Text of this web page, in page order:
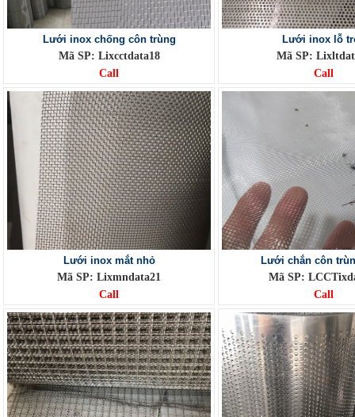
Lưới inox chống côn trùng
Mã SP: Lixcctdata18
Call
Lưới inox lỗ
Mã SP:
Call
Lưới inox mắt nhỏ
Mã SP: Lixmndata21
Call
Lưới chắn côn
Mã SP:
Call